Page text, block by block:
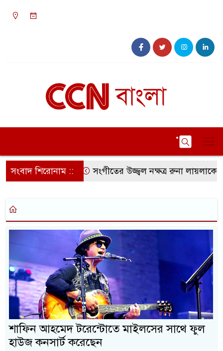
সংবাদ শিরোনাম :: সংগীতের উজ্জ্বল নক্ষত্র রুনা লায়লাকে
শাফিন আহমেদ টরেন্টোতে মাইলসের সাথে ফুল
হাউজ কনসার্ট করেছেন